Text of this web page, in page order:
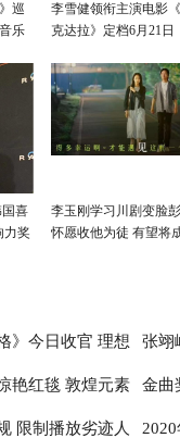
巡
乐
李雪健领衔主演电影
克达拉》定档6月21日
喜
力奖
李玉刚学习川剧变脸
怀愿收他为徒 有望将
》今日收官 理想 张翊
感满
艳红毯 敦煌元素 金曲
台北
限制播放劣迹人